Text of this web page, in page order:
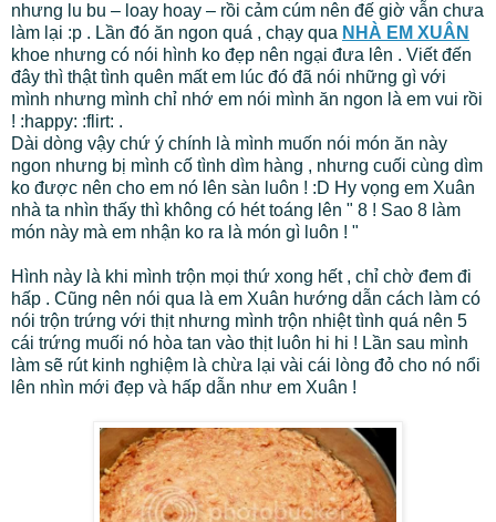
nhưng lu bu – loay hoay – rồi cảm cúm nên đế giờ vẫn chưa
làm lại :p . Lần đó ăn ngon quá , chạy qua NHÀ EM XUÂN
khoe nhưng có nói hình ko đẹp nên ngại đưa lên . Viết đến
đây thì thật tình quên mất em lúc đó đã nói những gì với
mình nhưng mình chỉ nhớ em nói mình ăn ngon là em vui rồi
! :happy: :flirt: .
Dài dòng vậy chứ ý chính là mình muốn nói món ăn này
ngon nhưng bị mình cố tình dìm hàng , nhưng cuối cùng dìm
ko được nên cho em nó lên sàn luôn ! :D Hy vọng em Xuân
nhà ta nhìn thấy thì không có hét toáng lên " 8 ! Sao 8 làm
món này mà em nhận ko ra là món gì luôn ! "
Hình này là khi mình trộn mọi thứ xong hết , chỉ chờ đem đi
hấp . Cũng nên nói qua là em Xuân hướng dẫn cách làm có
nói trộn trứng với thịt nhưng mình trộn nhiệt tình quá nên 5
cái trứng muối nó hòa tan vào thịt luôn hi hi ! Lần sau mình
làm sẽ rút kinh nghiệm là chừa lại vài cái lòng đỏ cho nó nổi
lên nhìn mới đẹp và hấp dẫn như em Xuân !